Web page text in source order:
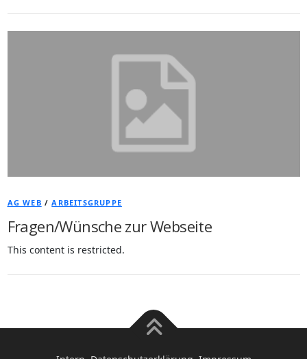
AG WEB /ARBEITSGRUPPE
Fragen/Wünsche zur Webseite
This content is restricted.